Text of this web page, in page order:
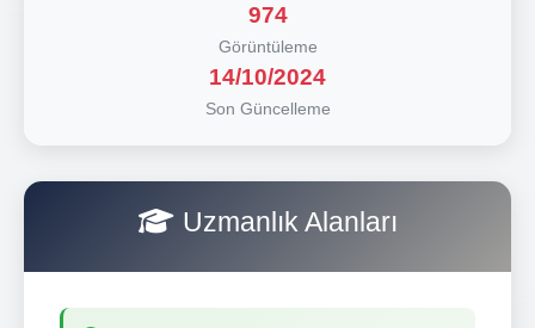
974
Görüntüleme
14/10/2024
Son Güncelleme
Uzmanlık Alanları